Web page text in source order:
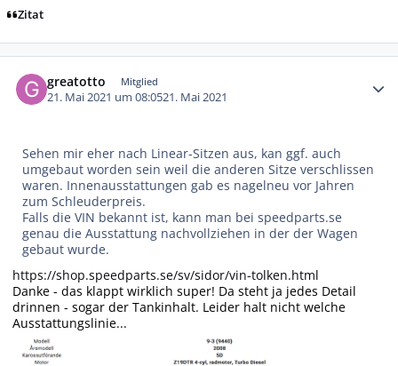
Zitat
greatotto Mitglied
21. Mai 2021 um 08:0521. Mai 2021
Sehen mir eher nach Linear-Sitzen aus, kan ggf. auch
umgebaut worden sein weil die anderen Sitze verschlissen
waren. Innenausstattungen gab es nagelneu vor Jahren
zum Schleuderpreis.
Falls die VIN bekannt ist, kann man bei speedparts.se
genau die Ausstattung nachvollziehen in der der Wagen
gebaut wurde.
https://shop.speedparts.se/sv/sidor/vin-tolken.html
Danke - das klappt wirklich super! Da steht ja jedes Detail
drinnen - sogar der Tankinhalt. Leider halt nicht welche
Ausstattungslinie...